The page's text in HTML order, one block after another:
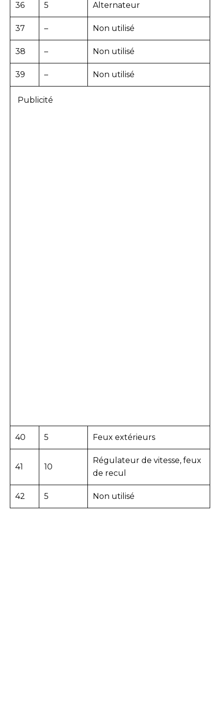
36 5 Alternateur
37 – Non utilisé
38 – Non utilisé
39 – Non utilisé
Publicité
40 5 Feux extérieurs
41 10
Régulateur de vitesse, feux
de recul
42 5 Non utilisé